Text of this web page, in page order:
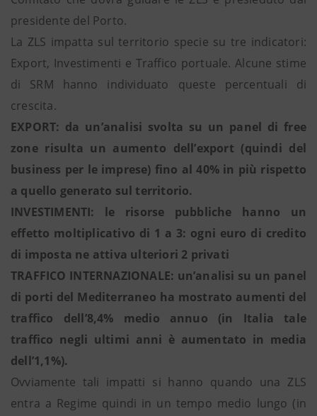
presidente del Porto.
La ZLS impatta sul territorio specie su tre indicatori:
Export, Investimenti e Traffico portuale. Alcune stime
di SRM hanno individuato queste percentuali di
crescita.
EXPORT: da un’analisi svolta su un panel di free
zone risulta un aumento dell’export (quindi del
business per le imprese) fino al 40% in più rispetto
a quello generato sul territorio.
INVESTIMENTI: le risorse pubbliche hanno un
effetto moltiplicativo di 1 a 3: ogni euro di credito
di imposta ne attiva ulteriori 2 privati
TRAFFICO INTERNAZIONALE: un’analisi su un panel
di porti del Mediterraneo ha mostrato aumenti del
traffico dell’8,4% medio annuo (in Italia tale
traffico negli ultimi anni è aumentato in media
dell’1,1%).
Ovviamente tali impatti si hanno quando una ZLS
entra a Regime quindi in un tempo medio lungo (in